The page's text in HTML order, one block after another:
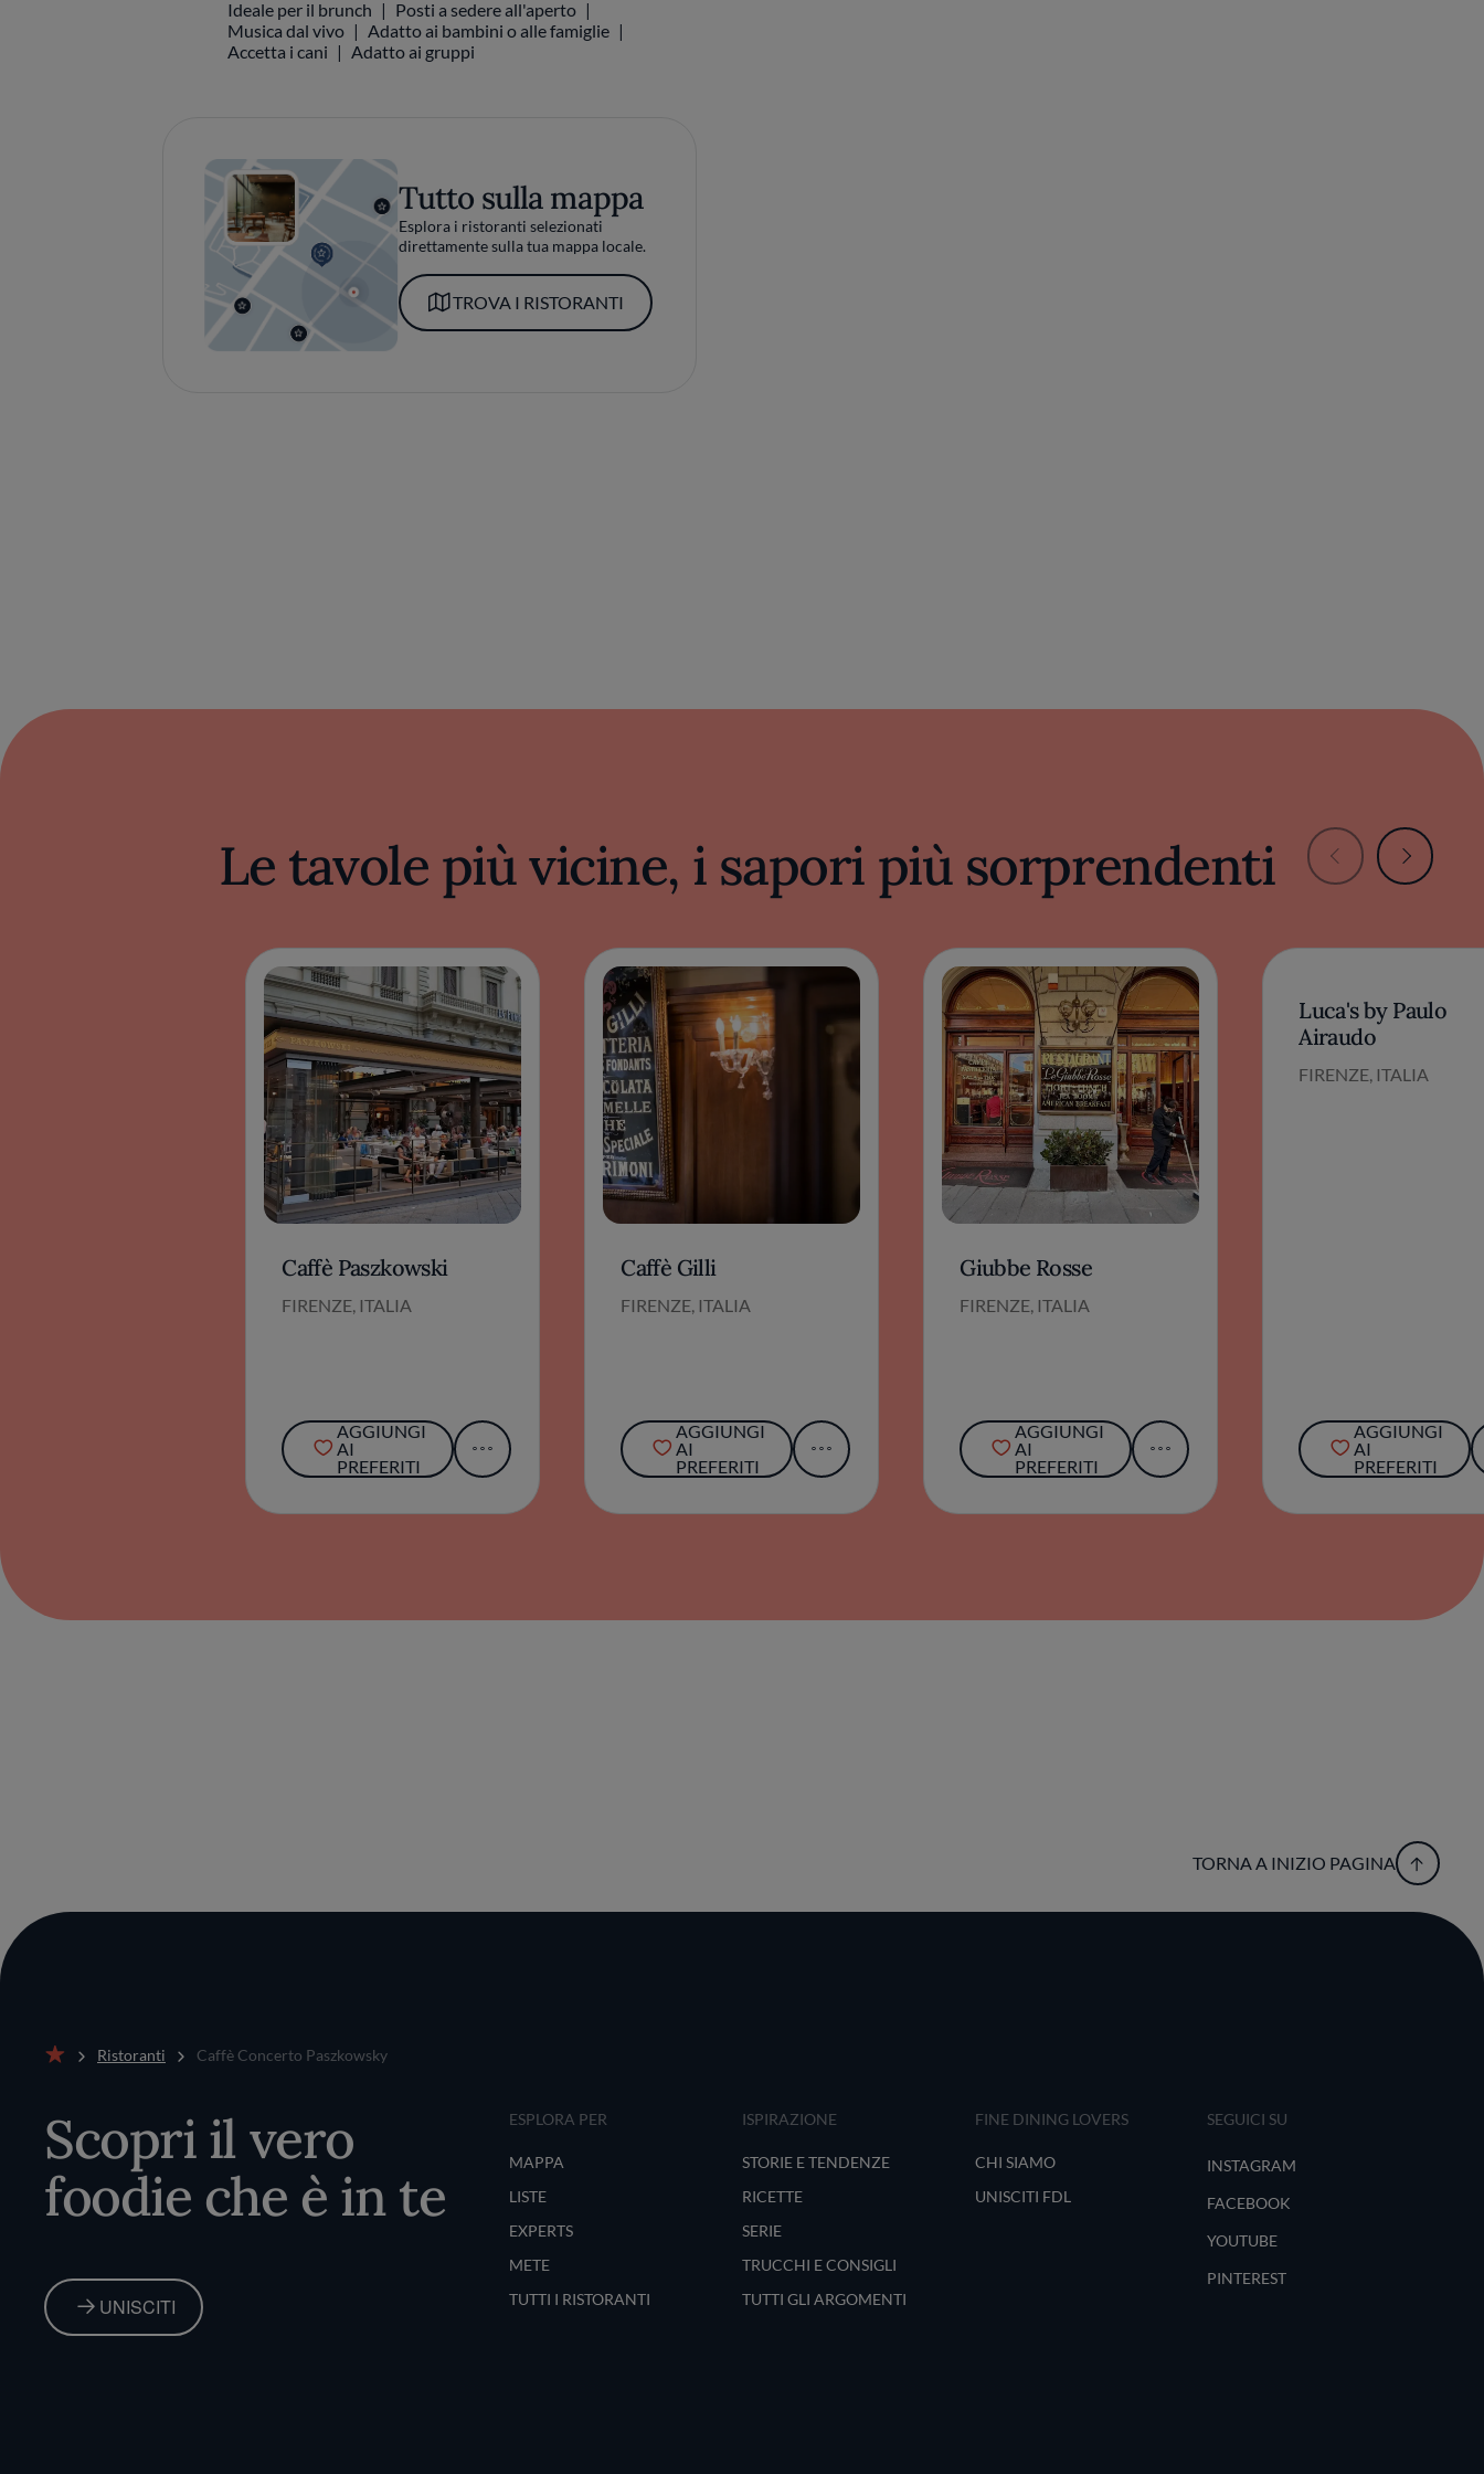
Ideale per il brunch
Posti a sedere all'aperto
Musica dal vivo
Adatto ai bambini o alle famiglie
Accetta i cani
Adatto ai gruppi
Tutto sulla mappa
Esplora i ristoranti selezionati
direttamente sulla tua mappa locale.
TROVA I RISTORANTI
Le tavole più vicine, i sapori più sorprendenti
Caffè Paszkowski
FIRENZE, ITALIA
AGGIUNGI
AI
PREFERITI
Caffè Gilli
FIRENZE, ITALIA
AGGIUNGI
AI
PREFERITI
Giubbe Rosse
FIRENZE, ITALIA
AGGIUNGI
AI
PREFERITI
Luca's by Paulo
Airaudo
FIRENZE, ITALIA
AGGIUNGI
AI
PREFERITI
TORNA A INIZIO PAGINA
Ristoranti Caffè Concerto Paszkowsky
Scopri il vero
foodie che è in te
UNISCITI
ESPLORA PER
MAPPA
LISTE
EXPERTS
METE
TUTTI I RISTORANTI
ISPIRAZIONE
STORIE E TENDENZE
RICETTE
SERIE
TRUCCHI E CONSIGLI
TUTTI GLI ARGOMENTI
FINE DINING LOVERS
CHI SIAMO
UNISCITI FDL
SEGUICI SU
INSTAGRAM
FACEBOOK
YOUTUBE
PINTEREST